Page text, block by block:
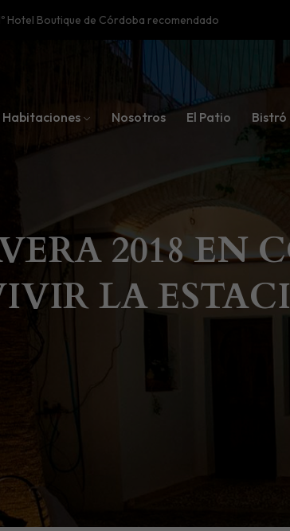
Hotel Boutique de Córdoba recomendado
Habitaciones Nosotros El Patio Bistró
2018 EN
LA